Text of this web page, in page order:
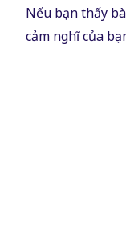
Nếu bạn thấy
cảm nghĩ của